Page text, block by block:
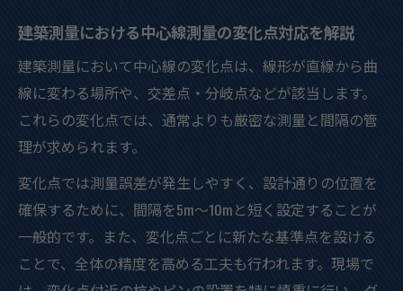
建築測量における中心線測量の変化点対応を解説
建築測量において中心線の変化点は、線形が直線から曲
線に変わる場所や、交差点・分岐点などが該当します。
これらの変化点では、通常よりも厳密な測量と間隔の管
理が求められます。
変化点では測量誤差が発生しやすく、設計通りの位置を
確保するために、間隔を5m〜10mと短く設定することが
一般的です。また、変化点ごとに新たな基準点を設ける
ことで、全体の精度を高める工夫も行われます。現場で